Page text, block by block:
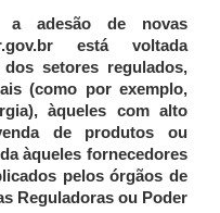
a adesão de novas
está voltada
setores regulados,
(como por exemplo,
àqueles com alto
de produtos ou
àqueles fornecedores
pelos órgãos de
Reguladoras ou Poder